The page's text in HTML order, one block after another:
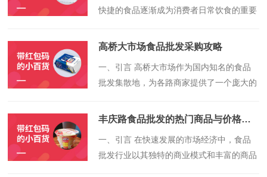
快捷的食品逐渐成为消费者日常饮食的重要
营养丰富、食用方便而深受广大消费者喜
家，其包子产品以其优质的品质和合理的价
格受到了市场的广泛认可。本文将对吉隆食
消费者和商家更好地了解市场价格，做出明
智的采购决策。
高桥大市场食品批发采购攻略
​一、引言 高桥大市场作为国内知名的食品
批发集散地，为各路商家提供了一个庞大的
商贩，还是有着丰富经验的批发商，都需要
中获得所需资源。本文将为您详细解析高桥
大市场食品批发的采购攻略，从准备工作到
丰庆路食品批发的热门商品与价格分析
​一、引言 在快速发展的市场经济中，食品
批发行业以其独特的商业模式和丰富的商品